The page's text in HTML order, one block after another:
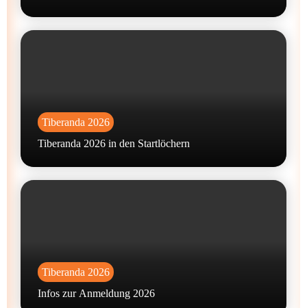
Tiberanda 2026
Tiberanda 2026 in den Startlöchern
Tiberanda 2026
Infos zur Anmeldung 2026